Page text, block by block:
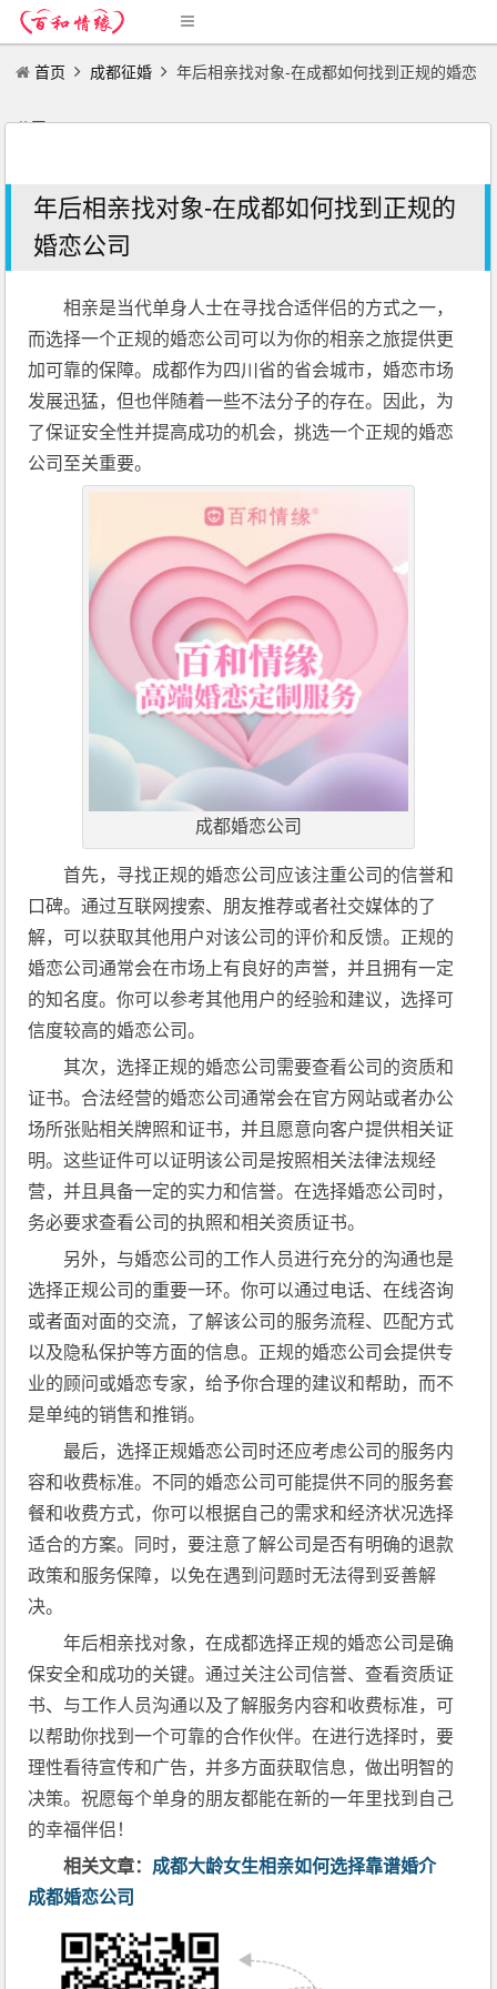
首页 成都征婚 年后相亲找对象-在成都如何找到正规的婚恋
公司
年后相亲找对象-在成都如何找到正规的
婚恋公司
相亲是当代单身人士在寻找合适伴侣的方式之一，
而选择一个正规的婚恋公司可以为你的相亲之旅提供更
加可靠的保障。成都作为四川省的省会城市，婚恋市场
发展迅猛，但也伴随着一些不法分子的存在。因此，为
了保证安全性并提高成功的机会，挑选一个正规的婚恋
公司至关重要。
成都婚恋公司
首先，寻找正规的婚恋公司应该注重公司的信誉和
口碑。通过互联网搜索、朋友推荐或者社交媒体的了
解，可以获取其他用户对该公司的评价和反馈。正规的
婚恋公司通常会在市场上有良好的声誉，并且拥有一定
的知名度。你可以参考其他用户的经验和建议，选择可
信度较高的婚恋公司。
其次，选择正规的婚恋公司需要查看公司的资质和
证书。合法经营的婚恋公司通常会在官方网站或者办公
场所张贴相关牌照和证书，并且愿意向客户提供相关证
明。这些证件可以证明该公司是按照相关法律法规经
营，并且具备一定的实力和信誉。在选择婚恋公司时，
务必要求查看公司的执照和相关资质证书。
另外，与婚恋公司的工作人员进行充分的沟通也是
选择正规公司的重要一环。你可以通过电话、在线咨询
或者面对面的交流，了解该公司的服务流程、匹配方式
以及隐私保护等方面的信息。正规的婚恋公司会提供专
业的顾问或婚恋专家，给予你合理的建议和帮助，而不
是单纯的销售和推销。
最后，选择正规婚恋公司时还应考虑公司的服务内
容和收费标准。不同的婚恋公司可能提供不同的服务套
餐和收费方式，你可以根据自己的需求和经济状况选择
适合的方案。同时，要注意了解公司是否有明确的退款
政策和服务保障，以免在遇到问题时无法得到妥善解
决。
年后相亲找对象，在成都选择正规的婚恋公司是确
保安全和成功的关键。通过关注公司信誉、查看资质证
书、与工作人员沟通以及了解服务内容和收费标准，可
以帮助你找到一个可靠的合作伙伴。在进行选择时，要
理性看待宣传和广告，并多方面获取信息，做出明智的
决策。祝愿每个单身的朋友都能在新的一年里找到自己
的幸福伴侣！
相关文章： 成都大龄女生相亲如何选择靠谱婚介
成都婚恋公司